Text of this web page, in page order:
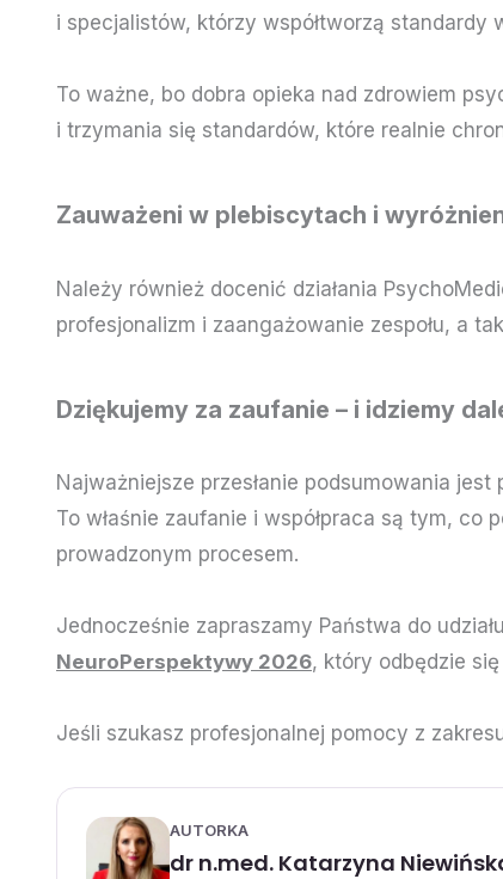
i specjalistów, którzy współtworzą standardy
To ważne, bo dobra opieka nad zdrowiem
i trzymania się standardów, które realnie
Zauważeni w plebiscytach i
Należy również docenić działania
profesjonalizm i zaangażowanie zespołu, a
Dziękujemy za zaufanie – i idziemy
Najważniejsze przesłanie podsumowania
To właśnie zaufanie i współpraca są tym,
prowadzonym procesem.
Jednocześnie zapraszamy Państwa do
NeuroPerspektywy 2026, który odbędzie
Jeśli szukasz profesjonalnej pomocy z
AUTORKA
dr n.med. Katarzyna